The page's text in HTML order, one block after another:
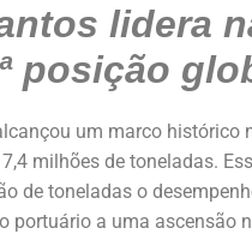
e lidera
posição
um marco
milhões de toneladas.
de toneladas o
portuário a uma ascensão